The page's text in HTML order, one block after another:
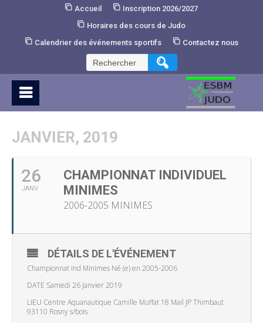
Accueil
Inscription 2026/2027
Horaires des cours de Judo
Calendrier des événements sportifs
Contactez nous
Rechercher :
JANVIER, 2019
26
JANV
CHAMPIONNAT INDIVIDUEL
MINIMES
2006-2005 MINIMES
DÉTAILS DE L'ÉVÉNEMENT
Championnat Ind Minimes Né (e) en 2005-2006
DATE Samedi 26 Janvier 2019
LIEU Centre Aquanautique Camille Muffat 18 Mail JP Thimbaut
93110 Rosny s/bois